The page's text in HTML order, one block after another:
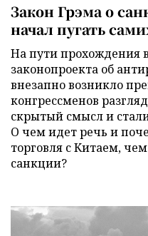
Закон Грэма о
начал пугать
На пути прохождения
законопроекта об
внезапно возникло
конгрессменов
скрытый смысл и
О чем идет речь и
торговля с Китаем,
санкции?